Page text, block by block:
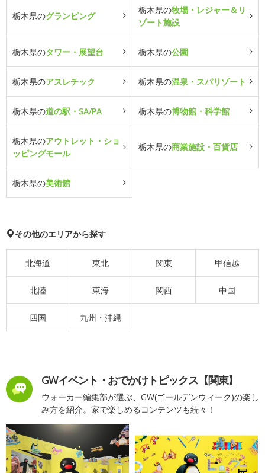
栃木県のグランピング
栃木県の牧場・レジャー＆リ
ゾート施設
栃木県のタワー・展望台 栃木県の公園
栃木県のアスレチック 栃木県の温泉・スパリゾート
栃木県の道の駅・SA/PA 栃木県の博物館・科学館
栃木県のアウトレット・ショ
ッピングモール
栃木県の商業施設・百貨店
栃木県の美術館
その他のエリアから探す
北海道 東北 関東 甲信越
北陸 東海 関西 中国
四国 九州・沖縄
GWイベント・おでかけトピックス【関東】
ウォーカー編集部が選ぶ、GW(ゴールデンウィーク)の楽し
み方を紹介。家で楽しめるコンテンツも続々！